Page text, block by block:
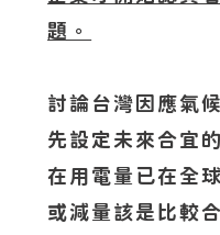
題。
討論台灣因應氣
先設定未來合宜
在用電量已在全
或減量該是比較